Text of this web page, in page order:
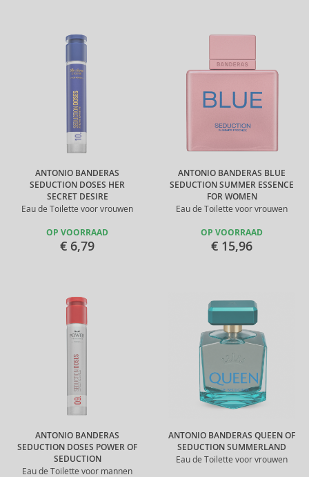
ANTONIO BANDERAS
SEDUCTION DOSES HER
SECRET DESIRE
Eau de Toilette voor vrouwen
OP VOORRAAD
€ 6,79
ANTONIO BANDERAS BLUE
SEDUCTION SUMMER ESSENCE
FOR WOMEN
Eau de Toilette voor vrouwen
OP VOORRAAD
€ 15,96
ANTONIO BANDERAS
SEDUCTION DOSES POWER OF
SEDUCTION
Eau de Toilette voor mannen
ANTONIO BANDERAS QUEEN OF
SEDUCTION SUMMERLAND
Eau de Toilette voor vrouwen